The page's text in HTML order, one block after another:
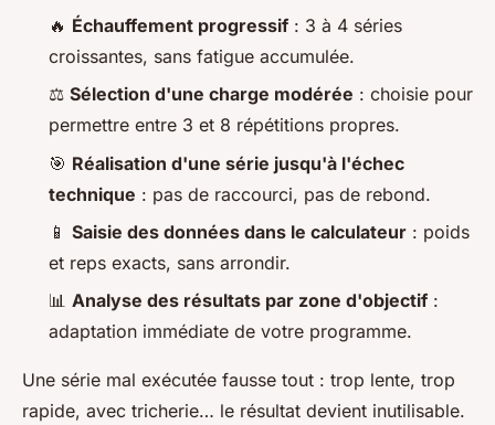
🔥 Échauffement progressif : 3 à 4 séries
croissantes, sans fatigue accumulée.
⚖️ Sélection d'une charge modérée : choisie pour
permettre entre 3 et 8 répétitions propres.
🎯 Réalisation d'une série jusqu'à l'échec
technique : pas de raccourci, pas de rebond.
📱 Saisie des données dans le calculateur : poids
et reps exacts, sans arrondir.
📊 Analyse des résultats par zone d'objectif :
adaptation immédiate de votre programme.
Une série mal exécutée fausse tout : trop lente, trop
rapide, avec tricherie… le résultat devient inutilisable.